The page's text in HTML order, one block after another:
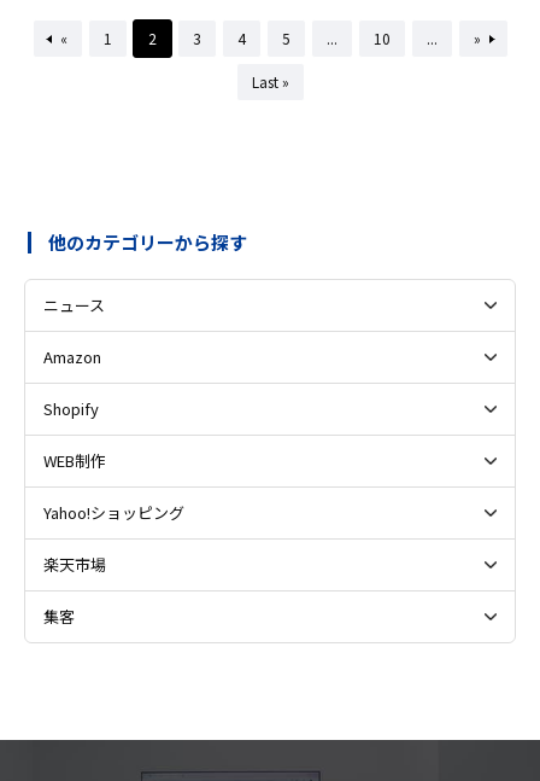
« 1 2 3 4 5 ... 10 ... »
Last »
他のカテゴリーから探す
ニュース
Amazon
Shopify
WEB制作
Yahoo!ショッピング
楽天市場
集客